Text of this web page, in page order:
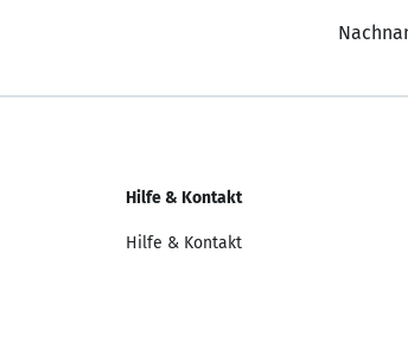
Hilfe & Kontakt
Hilfe & Kontakt